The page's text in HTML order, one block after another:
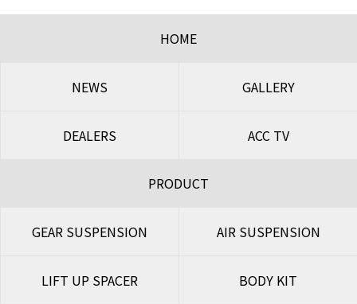
HOME
NEWS GALLERY
DEALERS ACC TV
PRODUCT
GEAR SUSPENSION AIR SUSPENSION
LIFT UP SPACER BODY KIT